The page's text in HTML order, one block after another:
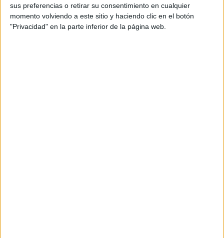
sus preferencias o retirar su consentimiento en cualquier
momento volviendo a este sitio y haciendo clic en el botón
"Privacidad" en la parte inferior de la página web.
Per aquest motiu, els policies van detenir les